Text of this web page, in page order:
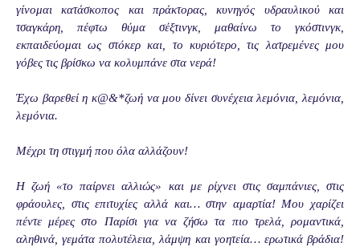
γίνομαι κατάσκοπος και πράκτορας, κυνηγός υδραυλικού και
τσαγκάρη, πέφτω θύμα σέξτινγκ, μαθαίνω το γκόστινγκ,
εκπαιδεύομαι ως στόκερ και, το κυριότερο, τις λατρεμένες μου
γόβες τις βρίσκω να κολυμπάνε στα νερά!
Έχω βαρεθεί η κ@&*ζωή να μου δίνει συνέχεια λεμόνια, λεμόνια,
λεμόνια.
Μέχρι τη στιγμή που όλα αλλάζουν!
Η ζωή «το παίρνει αλλιώς» και με ρίχνει στις σαμπάνιες, στις
φράουλες, στις επιτυχίες αλλά και… στην αμαρτία! Μου χαρίζει
πέντε μέρες στο Παρίσι για να ζήσω τα πιο τρελά, ρομαντικά,
αληθινά, γεμάτα πολυτέλεια, λάμψη και γοητεία… ερωτικά βράδια!